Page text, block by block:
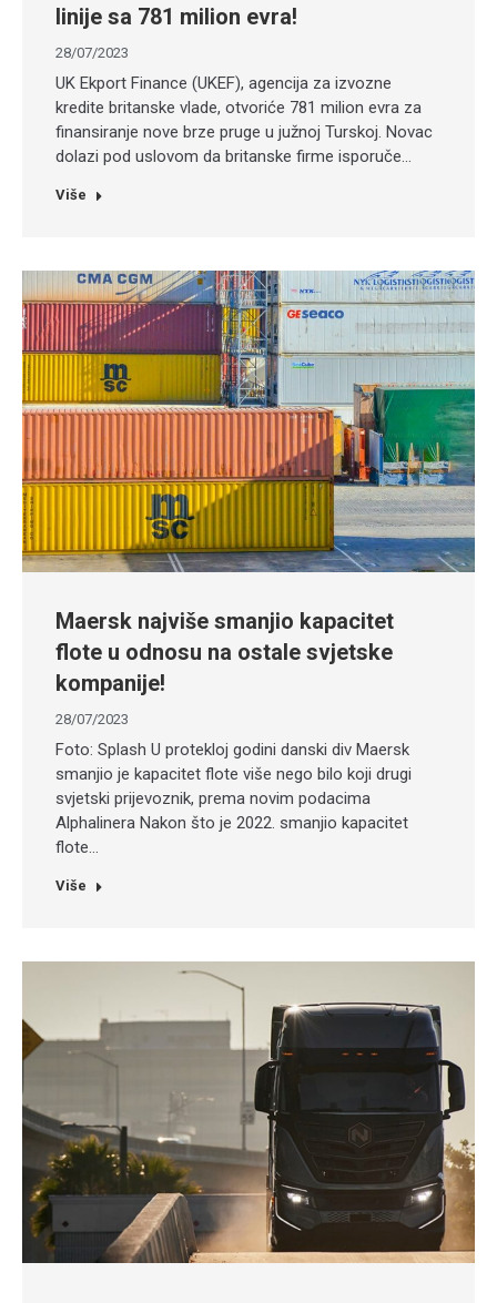
linije sa 781 milion evra!
28/07/2023
UK Ekport Finance (UKEF), agencija za izvozne
kredite britanske vlade, otvoriće 781 milion evra za
finansiranje nove brze pruge u južnoj Turskoj. Novac
dolazi pod uslovom da britanske firme isporuče…
Više
Maersk najviše smanjio kapacitet
flote u odnosu na ostale svjetske
kompanije!
28/07/2023
Foto: Splash U protekloj godini danski div Maersk
smanjio je kapacitet flote više nego bilo koji drugi
svjetski prijevoznik, prema novim podacima
Alphalinera Nakon što je 2022. smanjio kapacitet
flote…
Više